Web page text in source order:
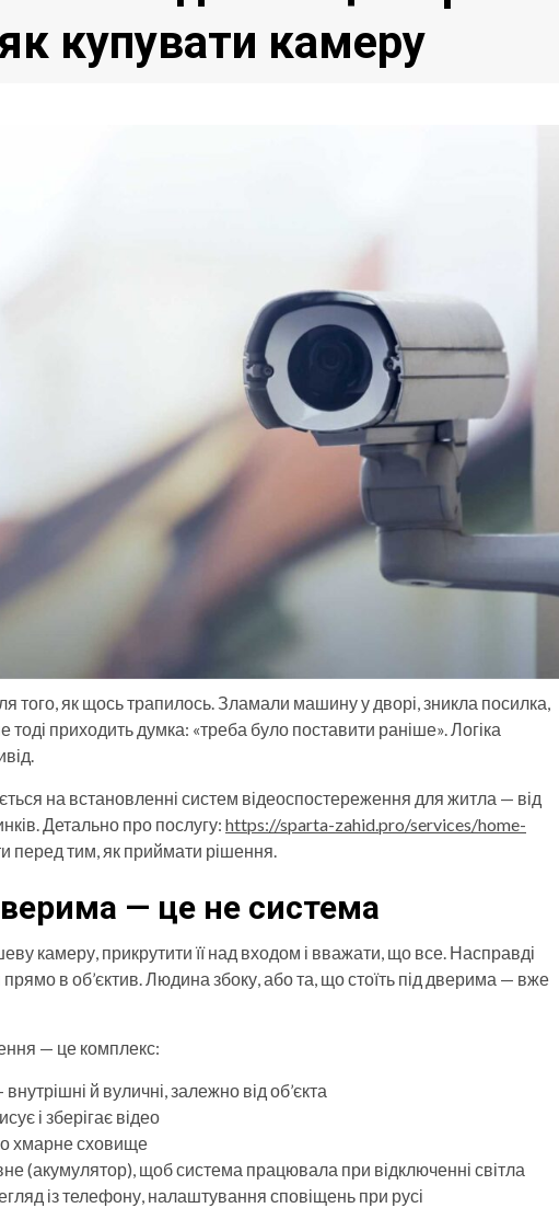
купувати камеру
того, як щось трапилось. Зламали машину у дворі, зникла посилка,
тоді приходить думка: «треба було поставити раніше». Логіка
на встановленні систем відеоспостереження для житла — від
Детально про послугу: https://sparta-zahid.pro/services/home-
перед тим, як приймати рішення.
— це не система
камеру, прикрутити її над входом і вважати, що все. Насправді
прямо в об’єктив. Людина збоку, або та, що стоїть під дверима — вже
— це комплекс:
й вуличні, залежно від об’єкта
і зберігає відео
хмарне сховище
(акумулятор), щоб система працювала при відключенні світла
із телефону, налаштування сповіщень при русі